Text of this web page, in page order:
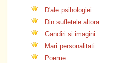
D'ale psihologiei
Din sufletele altora
Gandiri si imagini
Mari personalitati
Poeme